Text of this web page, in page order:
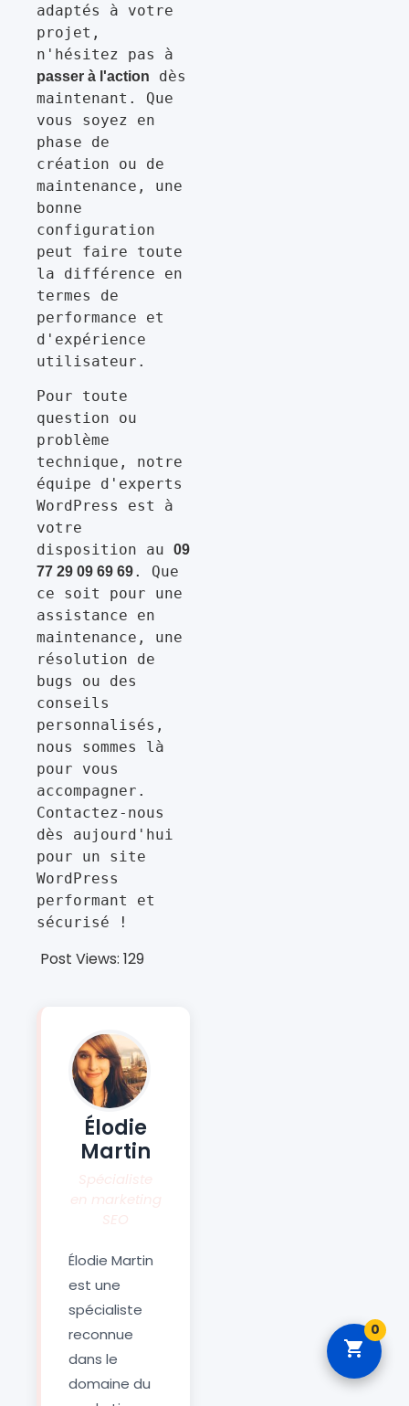
adaptés à votre
projet,
passer à l'action
dès
maintenant. Que
vous soyez en
phase de
création ou de
maintenance, une
bonne
configuration
peut faire toute
la différence en
termes de
performance et
d'expérience
utilisateur.
Pour toute
question ou
problème
technique, notre
équipe d'experts
WordPress est à
votre
disposition au 09
77 29 09 69 69. Que
ce soit pour une
assistance en
maintenance, une
résolution de
bugs ou des
conseils
personnalisés,
nous sommes là
pour vous
accompagner.
Contactez-nous
dès aujourd'hui
pour un site
WordPress
performant et
sécurisé !
Post Views: 129
Élodie
Martin
Spécialiste
en marketing
SEO
Élodie Martin
est une
spécialiste
reconnue
dans le
domaine du
0